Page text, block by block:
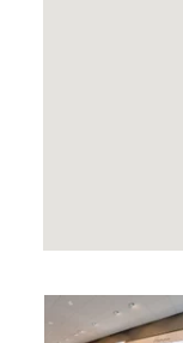
Voir
la